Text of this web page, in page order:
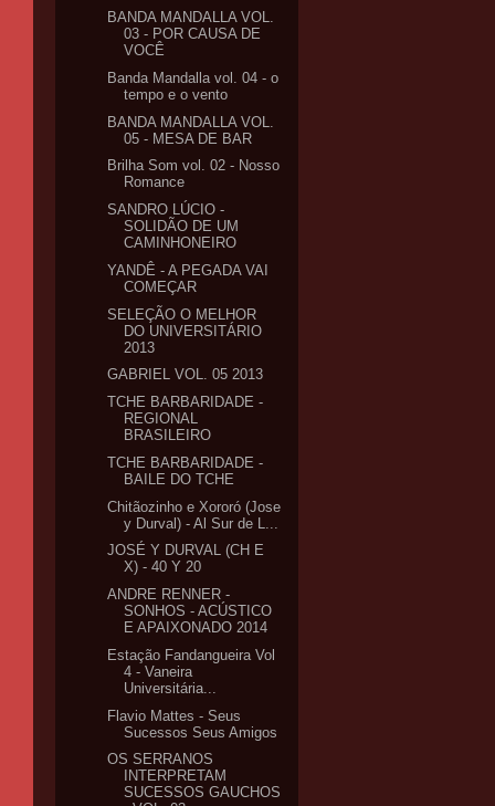
BANDA MANDALLA VOL.
03 - POR CAUSA DE
VOCÊ
Banda Mandalla vol. 04 - o
tempo e o vento
BANDA MANDALLA VOL.
05 - MESA DE BAR
Brilha Som vol. 02 - Nosso
Romance
SANDRO LÚCIO -
SOLIDÃO DE UM
CAMINHONEIRO
YANDÊ - A PEGADA VAI
COMEÇAR
SELEÇÃO O MELHOR
DO UNIVERSITÁRIO
2013
GABRIEL VOL. 05 2013
TCHE BARBARIDADE -
REGIONAL
BRASILEIRO
TCHE BARBARIDADE -
BAILE DO TCHE
Chitãozinho e Xororó (Jose
y Durval) - Al Sur de L...
JOSÉ Y DURVAL (CH E
X) - 40 Y 20
ANDRE RENNER -
SONHOS - ACÚSTICO
E APAIXONADO 2014
Estação Fandangueira Vol
4 - Vaneira
Universitária...
Flavio Mattes - Seus
Sucessos Seus Amigos
OS SERRANOS
INTERPRETAM
SUCESSOS GAUCHOS